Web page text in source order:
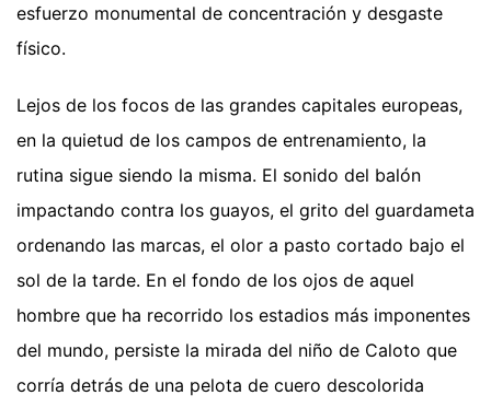
esfuerzo monumental de concentración y desgaste
físico.
Lejos de los focos de las grandes capitales europeas,
en la quietud de los campos de entrenamiento, la
rutina sigue siendo la misma. El sonido del balón
impactando contra los guayos, el grito del guardameta
ordenando las marcas, el olor a pasto cortado bajo el
sol de la tarde. En el fondo de los ojos de aquel
hombre que ha recorrido los estadios más imponentes
del mundo, persiste la mirada del niño de Caloto que
corría detrás de una pelota de cuero descolorida